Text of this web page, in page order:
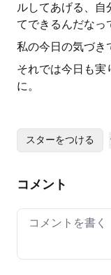
ルしてあげる、自
てできるんだなっ
私の今日の気づき
それでは今日も実
に。
スターをつける
コメント
Your comment